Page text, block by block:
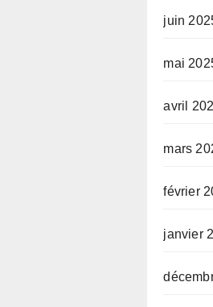
juin
mai
avril
mars
février
janvier